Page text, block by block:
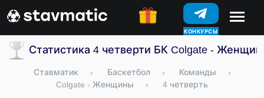
КОНКУРСЫ
Статистика 4 четверти БК Colgate -
Ставматик › Баскетбол › Команды
›
Colgate - Женщины
› 4 четверть